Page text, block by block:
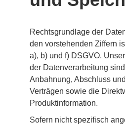
Rechtsgrundlage der
den vorstehenden Ziffern
a), b) und f) DSGVO.
der Datenverarbeitung
Anbahnung, Abschluss
Verträgen sowie die
Produktinformation.
Sofern nicht spezifisch